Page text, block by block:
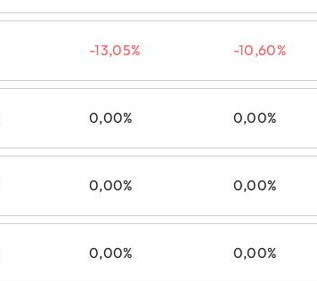
-13,05% -10,60%
0,00% 0,00%
0,00% 0,00%
0,00% 0,00%